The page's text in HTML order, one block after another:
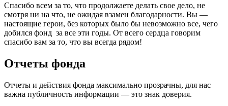
Спасибо всем за то, что продолжаете делать свое дело, не
смотря ни на что, не ожидая взамен благодарности. Вы —
настоящие герои, без которых было бы невозможно все, чего
добился фонд за все эти годы. От всего сердца говорим
спасибо вам за то, что вы всегда рядом!
Отчеты фонда
Отчеты и действия фонда максимально прозрачны, для нас
важна публичность информации — это знак доверия.